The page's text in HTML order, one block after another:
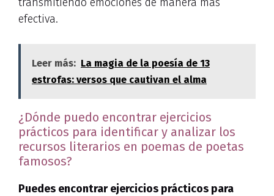
efectiva.
Leer más: La magia de la poesía de 13
estrofas: versos que cautivan el alma
¿Dónde puedo encontrar ejercicios
prácticos para identificar y analizar los
recursos literarios en poemas de poetas
famosos?
Puedes encontrar ejercicios prácticos para